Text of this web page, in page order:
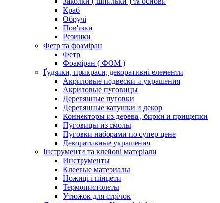
Краб
Обручі
Пов'язки
Резинки
Фетр та фоаміран
Фетр
Фоаміран ( ФОМ )
Ґудзики, прикраси, декоративні елементи
Акриловые подвески и украшения
Акриловые пуговицы
Деревянные пуговки
Деревянные катушки и декор
Коннекторы из дерева , бирки и прищепки
Пуговицы из смолы
Пуговки наборами по супер цене
Декоративные украшения
Інструменти та клейові матеріали
Инструменты
Клеевые материалы
Ножиці і пінцети
Термопистолеты
Утюжок для стрічок